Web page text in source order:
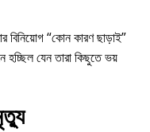
বিনিয়োগ কোন কারণ ছাড়াই
হচ্ছিল যেন তারা কিছুতে ভয়